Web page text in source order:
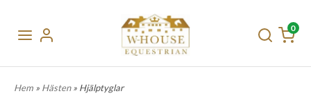
0
Hem » Hästen» Hjälptyglar